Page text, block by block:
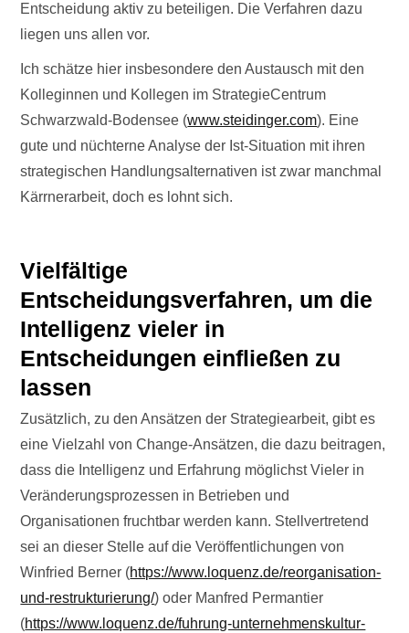
Entscheidung aktiv zu beteiligen. Die Verfahren dazu
liegen uns allen vor.
Ich schätze hier insbesondere den Austausch mit den
Kolleginnen und Kollegen im StrategieCentrum
Schwarzwald-Bodensee (www.steidinger.com). Eine
gute und nüchterne Analyse der Ist-Situation mit ihren
strategischen Handlungsalternativen ist zwar manchmal
Kärrnerarbeit, doch es lohnt sich.
Vielfältige
Entscheidungsverfahren, um die
Intelligenz vieler in
Entscheidungen einfließen zu
lassen
Zusätzlich, zu den Ansätzen der Strategiearbeit, gibt es
eine Vielzahl von Change-Ansätzen, die dazu beitragen,
dass die Intelligenz und Erfahrung möglichst Vieler in
Veränderungsprozessen in Betrieben und
Organisationen fruchtbar werden kann. Stellvertretend
sei an dieser Stelle auf die Veröffentlichungen von
Winfried Berner (https://www.loquenz.de/reorganisation-
und-restrukturierung/) oder Manfred Permantier
(https://www.loquenz.de/fuhrung-unternehmenskultur-